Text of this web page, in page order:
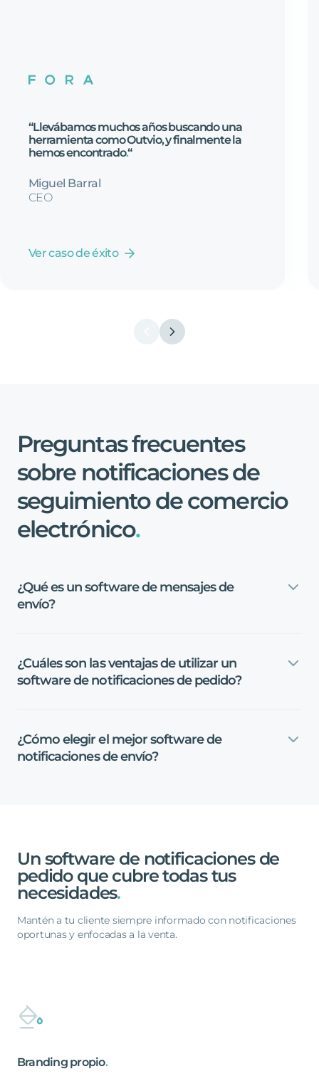
“Llevábamosmuchosañosbuscandouna
herramientacomoOutvio,yfinalmentela
hemosencontrado.“
Miguel Barral
CEO
Ver caso de éxito
Preguntasfrecuentes
sobre notificaciones de
seguimiento de comercio
electrónico.
¿Quées un softwarede mensajesde
envío?
¿Cuálesson las ventajasde utilizar un
softwarede notificacionesde pedido?
¿Cómoelegir el mejorsoftwarede
notificaciones deenvío?
Un software de notificaciones de
pedido que cubre todas tus
necesidades.
Mantén a tu cliente siempre informado con notificaciones
oportunas y enfocadas a la venta.
Branding propio.